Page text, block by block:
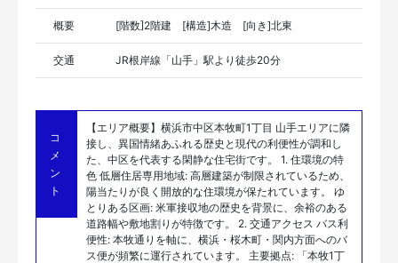
概要 [階数]2階建 [構造]木造 [向き]北東
交通 JR根岸線「山手」駅より徒歩20分
コ
メ
ン
ト
【エリア概要】横浜市中区本牧町1丁目 山手エリアに隣
接し、異国情緒あふれる歴史と現代の利便性が調和し
た、中区を代表する閑静な住宅街です。 1. 住環境の特
色 低層住居専用地域: 高層建築が制限されているため、
陽当たりが良く開放的な住環境が保たれています。 ゆ
とりある区画: 米軍接収地の歴史を背景に、余裕のある
道路幅や敷地割りが特徴です。 2. 交通アクセス バス利
便性: 本牧通りを軸に、横浜・桜木町・関内方面へのバ
ス便が頻繁に運行されています。 主要拠点: 「本牧1丁